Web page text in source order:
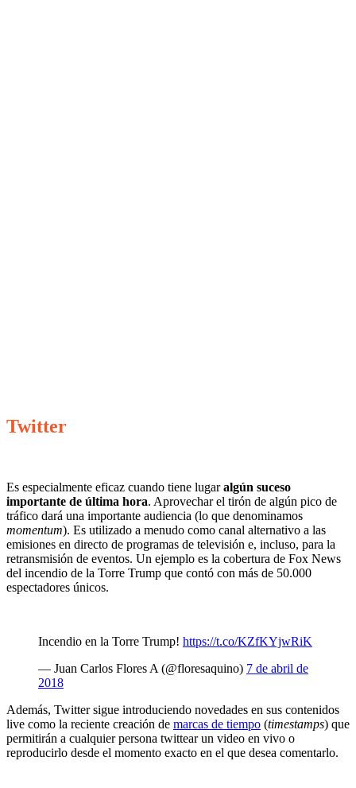
Twitter
Es especialmente eficaz cuando tiene lugaralgún suceso
importante de última hora. Aprovechar el tirón de algún pico de
tráfico dará una importante audiencia (lo que denominamos
momentum). Es utilizado a menudo como canal alternativo a las
emisiones en directo de programas de televisión e, incluso, para la
retransmisión de eventos. Un ejemplo es la cobertura de Fox News
del incendio de la Torre Trump que contó con más de 50.000
espectadores únicos.
Incendio en la Torre Trump! https://t.co/KZfKYjwRiK
— Juan Carlos Flores A (@floresaquino) 7 de abril de
2018
Además, Twitter sigue introduciendo novedades en sus contenidos
live como la reciente creación de marcas de tiempo (timestamps) que
permitirán a cualquier persona twittear un video en vivo o
reproducirlo desde el momento exacto en el que desea comentarlo.